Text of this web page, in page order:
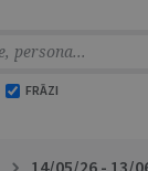
FRĀZI
14/05/26 - 13/